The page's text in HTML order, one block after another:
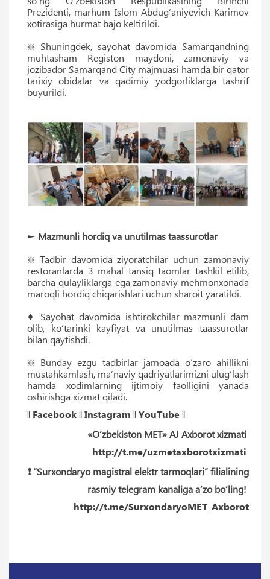
Prezidenti, marhum Islom Abdug‘aniyevich Karimov
xotirasiga hurmat bajo keltirildi.
❇️ Shuningdek, sayohat davomida Samarqandning
muhtasham Registon maydoni, zamonaviy va
jozibador Samarqand City majmuasi hamda bir qator
tarixiy obidalar va qadimiy yodgorliklarga tashrif
buyurildi.
► Mazmunli hordiq va unutilmas taassurotlar
❇️ Tadbir davomida ziyoratchilar uchun zamonaviy
restoranlarda 3 mahal tansiq taomlar tashkil etilib,
barcha qulayliklarga ega zamonaviy mehmonxonada
maroqli hordiq chiqarishlari uchun sharoit yaratildi.
♦ Sayohat davomida ishtirokchilar mazmunli dam
olib, ko‘tarinki kayfiyat va unutilmas taassurotlar
bilan qaytishdi.
❇️ Bunday ezgu tadbirlar jamoada o‘zaro ahillikni
mustahkamlash, ma’naviy qadriyatlarimizni ulug‘lash
hamda xodimlarning ijtimoiy faolligini yanada
oshirishga xizmat qiladi.
‖ Facebook‖Instagram ‖YouTube‖
«O‘zbekiston MET» AJ Axborot xizmati
http://t.me/uzmetaxborotxizmati
❗️ “Surxondaryo magistral elektr tarmoqlari” filialining
rasmiy telegram kanaliga a’zo bo‘ling!
http://t.me/SurxondaryoMET_Axborot